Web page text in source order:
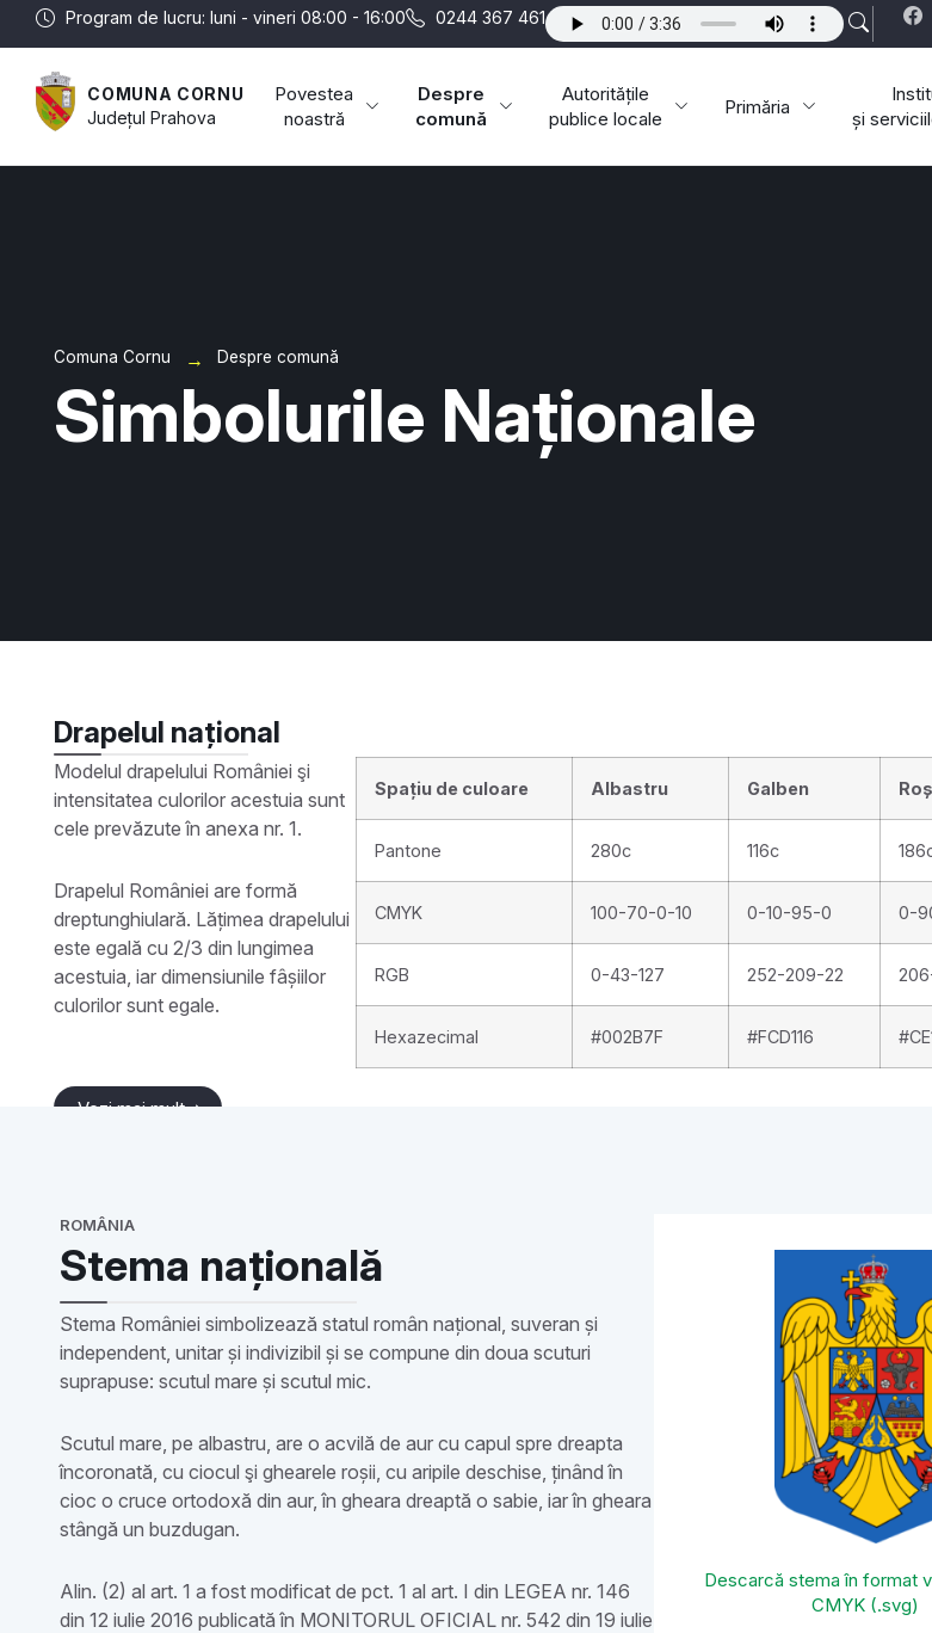
Program de lucru: luni - vineri 08:00 - 16:00 0244 367 461
COMUNA CORNU
JudețulPrahova
Povestea
noastră
Despre
comună
Autoritățile
publice locale
Primăria
și
Comuna Cornu Despre comună
Simbolurile Naționale
Drapelul național
Modelul drapelului României şi
intensitatea culorilor acestuia sunt
cele prevăzute în anexa nr. 1.
Drapelul României are formă
dreptunghiulară. Lățimea drapelului
este egală cu 2/3 din lungimea
acestuia, iar dimensiunile fâșiilor
culorilor sunt egale.
Spațiu de culoare Albastru Galben
Pantone 280c 116c
CMYK 100-70-0-10 0-10-95-0 0-
RGB 0-43-127 252-209-22
Hexazecimal #002B7F #FCD116
Vezi mai mult
ROMÂNIA
Stema națională
Stema României simbolizează statul român național, suveran și
independent, unitar și indivizibil și se compune din doua scuturi
suprapuse: scutul mare și scutul mic.
Scutul mare, pe albastru, are o acvilă de aur cu capul spre dreapta
încoronată, cu ciocul şi ghearele roșii, cu aripile deschise, ținând în
cioc o cruce ortodoxă din aur, în gheara dreaptă o sabie, iar în gheara
stângă un buzdugan.
Alin. (2) al art. 1 a fost modificat de pct. 1 al art. I din LEGEA nr. 146
din 12 iulie 2016 publicată în MONITORUL OFICIAL nr. 542 din 19 iulie
Descarcă stema în format
CMYK (.svg)